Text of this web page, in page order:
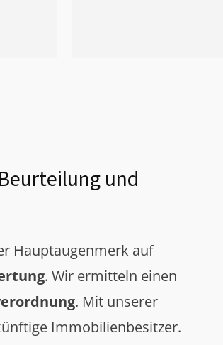
und
Hauptaugenmerk auf
. Wir ermitteln einen
. Mit unserer
Immobilienbesitzer.